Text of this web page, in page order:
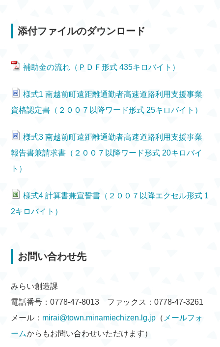
添付ファイルのダウンロード
補助金の流れ（ＰＤＦ形式 435キロバイト）
様式1 南越前町遠距離通勤者高速道路利用支援事業
資格認定書（２００７以降ワード形式 25キロバイト）
様式3 南越前町遠距離通勤者高速道路利用支援事業
報告書兼請求書（２００７以降ワード形式 20キロバイ
ト）
様式4 計算書兼宣誓書（２００７以降エクセル形式 1
2キロバイト）
お問い合わせ先
みらい創造課
電話番号：0778-47-8013 ファックス：0778-47-3261
メール： mirai@town.minamiechizen.lg.jp （ メールフォ
ームからもお問い合わせいただけます）